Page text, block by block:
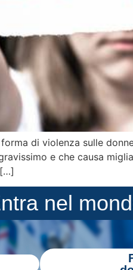
di violenza sulle
e che causa
nel